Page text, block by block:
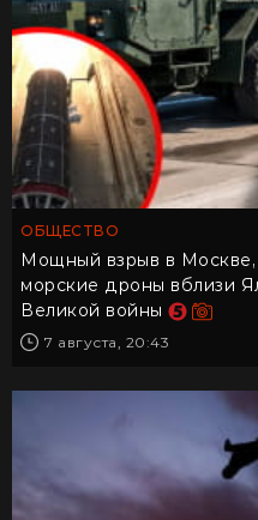
Мощный взрыв в Москве,
морские дроны вблизи